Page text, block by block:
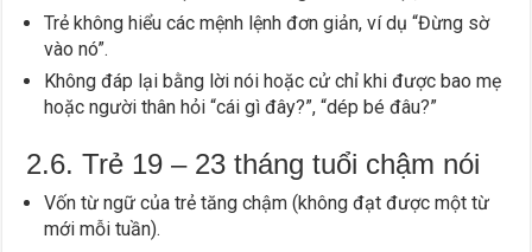
Trẻ không hiểu các mệnh lệnh đơn giản, ví dụ “Đừng sờ
vào nó”.
Không đáp lại bằng lời nói hoặc cử chỉ khi được bao mẹ
hoặc người thân hỏi “cái gì đây?”, “dép bé đâu?”
2.6. Trẻ 19 – 23 tháng tuổi chậm nói
Vốn từ ngữ của trẻ tăng chậm (không đạt được một từ
mới mỗi tuần).